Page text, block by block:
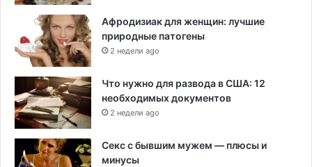
Афродизиак для женщин: лучшие
природные патогены
2 недели ago
Что нужно для развода в США: 12
необходимых документов
2 недели ago
Секс с бывшим мужем — плюсы и
минусы